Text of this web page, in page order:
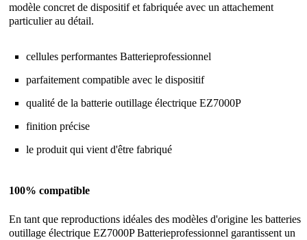
modèle concret de dispositif et fabriquée avec un attachement
particulier au détail.
cellules performantes Batterieprofessionnel
parfaitement compatible avec le dispositif
qualité de labatterie outillage électrique EZ7000P
finition précise
le produit qui vient d'être fabriqué
100% compatible
En tant que reproductions idéales des modèles d'origine les batteries
outillage électrique EZ7000P Batterieprofessionnel garantissent un